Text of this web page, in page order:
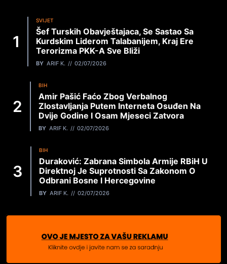
SVIJET
Šef Turskih Obavještajaca, Se Sastao Sa
Kurdskim Liderom Talabanijem, Kraj Ere
Terorizma PKK-A Sve Bliži
BY ARIF K. 02/07/2026
BIH
Amir Pašić Faćo Zbog Verbalnog
Zlostavljanja Putem Interneta Osuđen Na
Dvije Godine I Osam Mjeseci Zatvora
BY ARIF K. 02/07/2026
BIH
Duraković: Zabrana Simbola Armije RBiH U
Direktnoj Je Suprotnosti Sa Zakonom O
Odbrani Bosne I Hercegovine
BY ARIF K. 02/07/2026